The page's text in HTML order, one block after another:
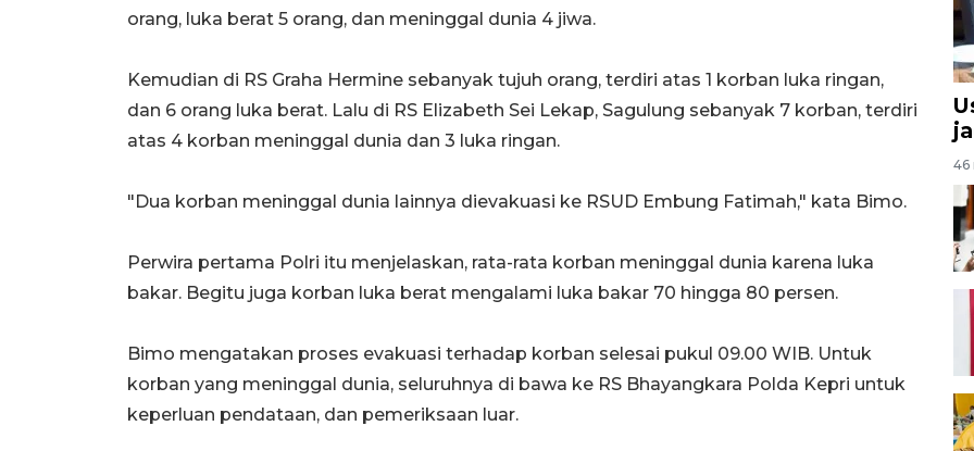
orang, luka berat 5 orang, dan meninggal dunia 4 jiwa.
Kemudian di RS Graha Hermine sebanyak tujuh orang, terdiri atas 1 korban luka ringan,
dan 6 orang luka berat. Lalu di RS Elizabeth Sei Lekap, Sagulung sebanyak 7 korban, terdiri
atas 4 korban meninggal dunia dan 3 luka ringan.
"Dua korban meninggal dunia lainnya dievakuasi ke RSUD Embung Fatimah," kata Bimo.
Perwira pertama Polri itu menjelaskan, rata-rata korban meninggal dunia karena luka
bakar. Begitu juga korban luka berat mengalami luka bakar 70 hingga 80 persen.
Bimo mengatakan proses evakuasi terhadap korban selesai pukul 09.00 WIB. Untuk
korban yang meninggal dunia, seluruhnya di bawa ke RS Bhayangkara Polda Kepri untuk
keperluan pendataan, dan pemeriksaan luar.
46